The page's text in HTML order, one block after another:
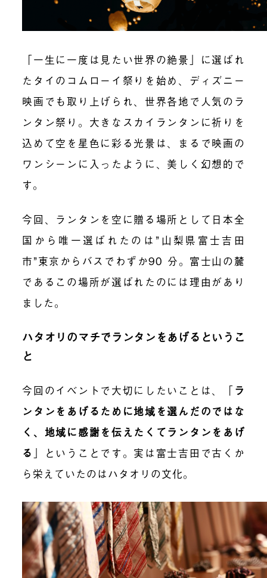
「一生に一度は見たい世界の絶景」に選ばれ
たタイのコムローイ祭りを始め、ディズニー
映画でも取り上げられ、世界各地で人気のラ
ンタン祭り。大きなスカイランタンに祈りを
込めて空を星色に彩る光景は、まるで映画の
ワンシーンに入ったように、美しく幻想的で
す。
今回、ランタンを空に贈る場所として日本全
国から唯一選ばれたのは”山梨県富士吉田
市”東京からバスでわずか90 分。富士山の麓
であるこの場所が選ばれたのには理由があり
ました。
ハタオリのマチでランタンをあげるというこ
と
今回のイベントで大切にしたいことは、 「 ラ
ンタンをあげるために地域を選んだのではな
く、地域に感謝を伝えたくてランタンをあげ
る 」
ということです。実は富士吉田で古くか
ら栄えていたのはハタオリの文化。